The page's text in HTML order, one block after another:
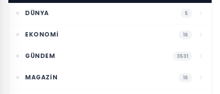
DÜNYA 5
EKONOMI 16
GÜNDEM 3531
MAGAZIN 16